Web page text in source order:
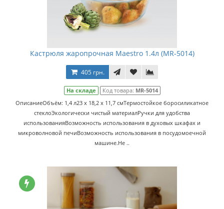
Кастрюля жаропрочная Maestro 1.4л (MR-5014)
405 грн.
На складе Код товара: MR-5014
ОписаниеОбъём: 1,4 л23 х 18,2 х 11,7 смТермостойкое боросиликатное
стеклоЭкологически чистый материалРучки для удобства
использованияВозможность использования в духовых шкафах и
микроволновой печиВозможность использования в посудомоечной
машине.Не ..